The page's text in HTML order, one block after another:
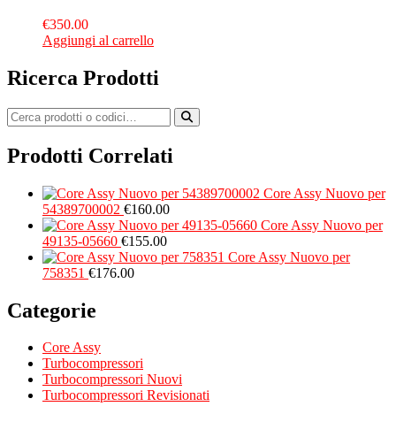
€350.00
Aggiungi al carrello
Ricerca Prodotti
Prodotti Correlati
Core Assy Nuovo per
54389700002 €160.00
Core Assy Nuovo per
49135-05660 €155.00
Core Assy Nuovo per
758351 €176.00
Categorie
Core Assy
Turbocompressori
Turbocompressori Nuovi
Turbocompressori Revisionati